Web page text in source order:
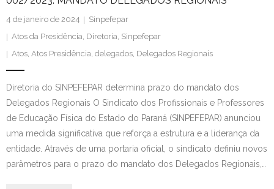
4 de janeiro de 2024
Sinpefepar
Atos da Presidência Diretoria Sinpefepar
Atos Atos Presidência delegados Delegados Regionais
Diretoria do SINPEFEPAR determina prazo do mandato dos
Delegados Regionais O Sindicato dos Profissionais e Professores
de Educação Física do Estado do Paraná (SINPEFEPAR) anunciou
uma medida significativa que reforça a estrutura e a liderança da
entidade. Através de uma portaria oficial, o sindicato definiu novos
parâmetros para o prazo do mandato dos Delegados Regionais,…